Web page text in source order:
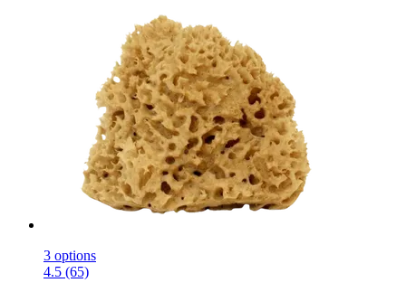
3 options
4.5 (65)